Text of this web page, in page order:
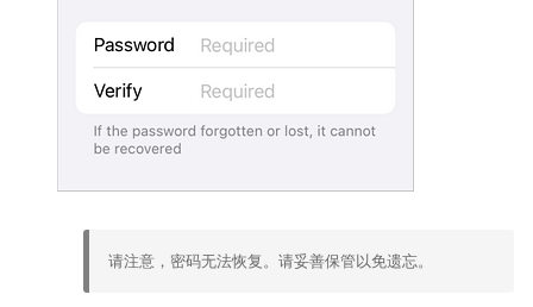
请注意，密码无法恢复。请妥善保管以免遗忘。